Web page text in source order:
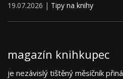
19.07.2026 | Tipy na knihy
magazín knihkupec
je nezávislý tištěný měsíčník